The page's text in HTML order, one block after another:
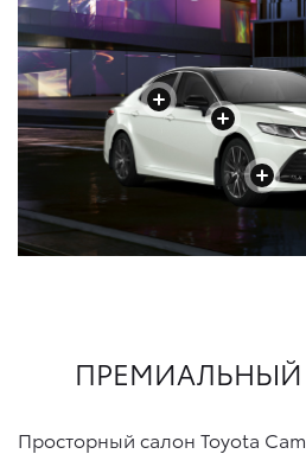
+
+
+
+
Просторный салон Toyota